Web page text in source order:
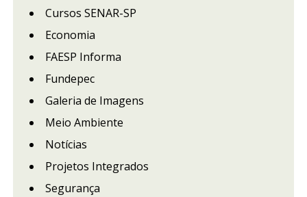
Cursos SENAR-SP
Economia
FAESP Informa
Fundepec
Galeria de Imagens
Meio Ambiente
Notícias
Projetos Integrados
Segurança